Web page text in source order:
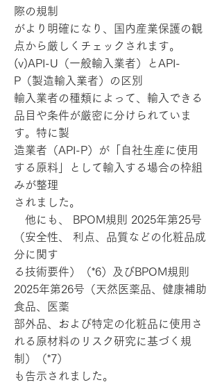
際の規制
がより明確になり、国内産業保護の観
点から厳しくチェックされます。
(v)API-U（一般輸入業者）とAPI-
P（製造輸入業者）の区別
輸入業者の種類によって、輸入できる
品目や条件が厳密に分けられていま
す。特に製
造業者（API-P）が「自社生産に使用
する原料」として輸入する場合の枠組
みが整理
されました。
他にも、 BPOM規則 2025年第25号
（安全性、 利点、品質などの化粧品成
分に関す
る技術要件）（*6）及びBPOM規則
2025年第26号（天然医薬品、健康補助
食品、医薬
部外品、および特定の化粧品に使用さ
れる原材料のリスク研究に基づく規
制）（*7）
も告示されました。